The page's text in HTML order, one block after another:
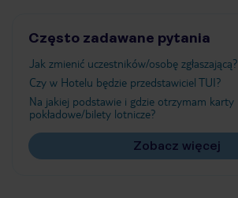
Często zadawane pytania
Jak zmienić uczestników/osobę zgłaszającą?
Czy w Hotelu będzie przedstawiciel TUI?
Na jakiej podstawie i gdzie otrzymam karty
pokładowe/bilety lotnicze?
Zobacz więcej